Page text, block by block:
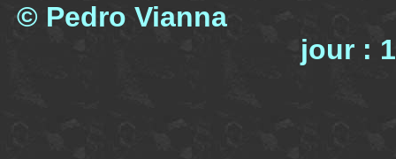
© Pedro
jour :